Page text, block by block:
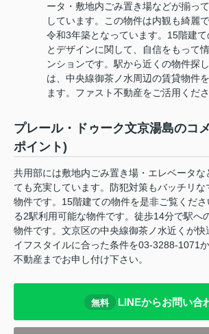
ータ・敷地内ごみ置き場などが揃っ
しています。この物件は内観も綺麗
令和3年築となっています。15階建て
とデザインに関して、自信をもって
ンションです。駅から近くの物件探
は、中央線御茶ノ水周辺の賃貸物件
ます。ファスト不動産をご活用くださ
プレール・ドゥーク文京湯島のコ
ポイント)
共用部には敷地内ごみ置き場・エレベータな
ても充実しています。防犯対策もバッチリ
物件です。15階建ての物件を是非ご覧くだ
る2駅利用可能な物件です。徒歩14分で駅へ
物件です。文京区の中央線御茶ノ水近くが快
イフスタイルに合った条件を03-3288-1071
不動産までお申し付け下さい。
無料 LINEからお問い合